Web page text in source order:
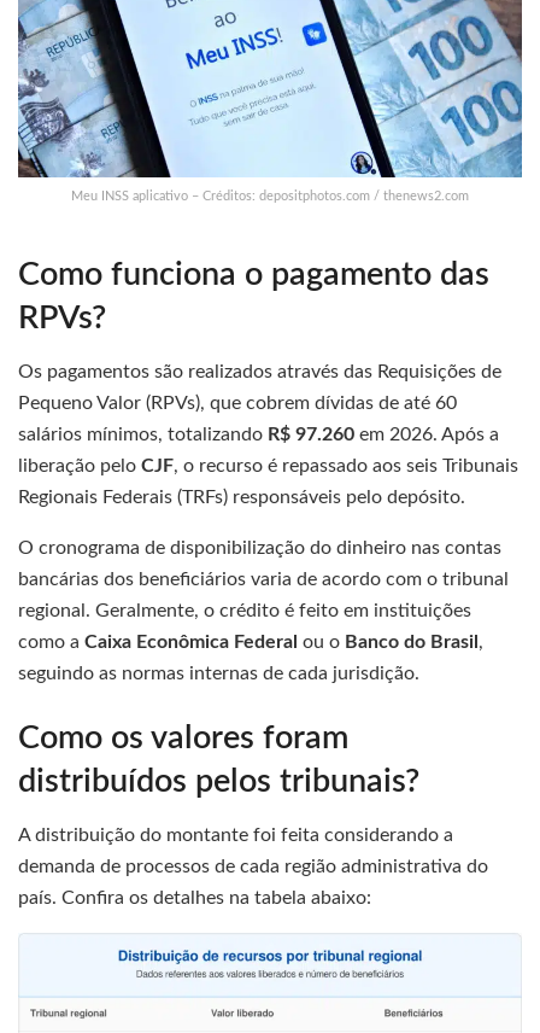
Meu INSS aplicativo – Créditos: depositphotos.com / thenews2.com
Como funciona o pagamento das
RPVs?
Os pagamentos são realizados através das Requisições de
Pequeno Valor (RPVs), que cobrem dívidas de até 60
salários mínimos, totalizando R$ 97.260 em 2026. Após a
liberação pelo CJF, o recurso é repassado aos seis Tribunais
Regionais Federais (TRFs) responsáveis pelo depósito.
O cronograma de disponibilização do dinheiro nas contas
bancárias dos beneficiários varia de acordo com o tribunal
regional. Geralmente, o crédito é feito em instituições
como a Caixa Econômica Federal ou o Banco do Brasil ,
seguindo as normas internas de cada jurisdição.
Como os valores foram
distribuídos pelos tribunais?
A distribuição do montante foi feita considerando a
demanda de processos de cada região administrativa do
país. Confira os detalhes na tabela abaixo: